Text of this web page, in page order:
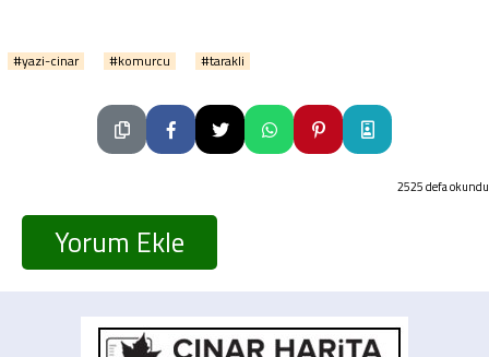
#yazi-cinar #komurcu #tarakli
2525 defa okundu
Yorum Ekle